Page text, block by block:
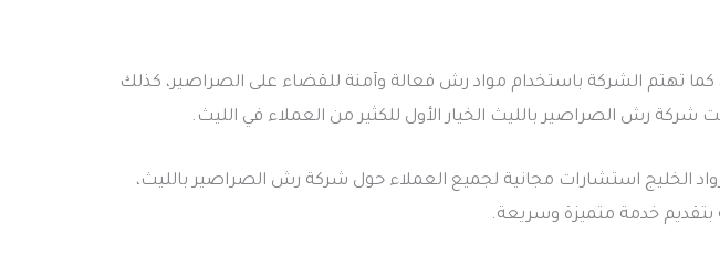
تهتم الشركة باستخدام مواد رش فعالة وآمنة للقضاء على الصراصير، كذلك
رش الصراصير بالليث الخيار الأول للكثير من العملاء في الليث.
الخليج استشارات مجانية لجميع العملاء حول شركة رش الصراصير بالليث،
بتقديم خدمة متميزة وسريعة.